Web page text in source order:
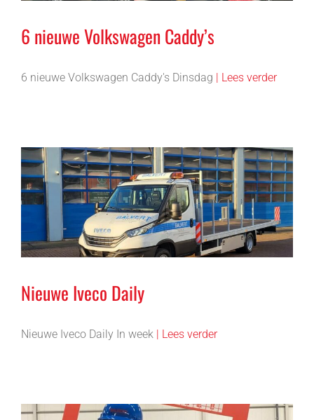
6 nieuwe Volkswagen Caddy’s
6 nieuwe Volkswagen Caddy's Dinsdag | Lees verder
Nieuwe Iveco Daily
Nieuwe Iveco Daily In week | Lees verder